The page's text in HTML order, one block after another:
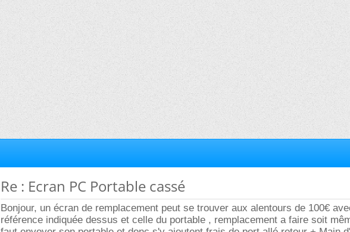
Re : Ecran PC Portable cassé
Bonjour, un écran de remplacement peut se trouver aux alentours de 100€
référence indiquée dessus et celle du portable , remplacement a faire soit